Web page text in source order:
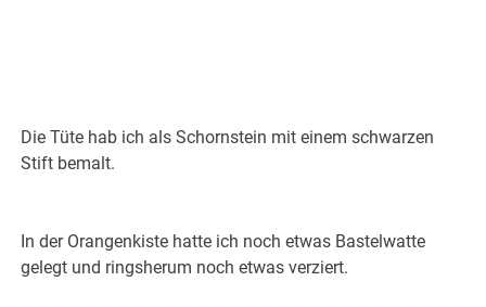
Die Tüte hab ich als Schornstein mit einem schwarzen
Stift bemalt.
In der Orangenkiste hatte ich noch etwas Bastelwatte
gelegt und ringsherum noch etwas verziert.